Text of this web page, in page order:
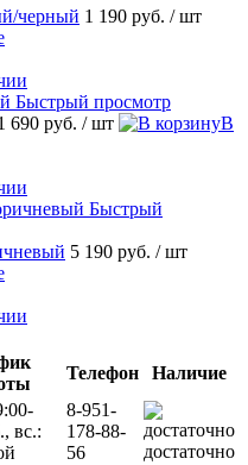
черный 1 190 руб. / шт
Быстрый просмотр
690 руб. / шт
В
Быстрый
5 190 руб. / шт
Телефон
Наличие
вс.:
8-951-
178-88-
56
достаточно